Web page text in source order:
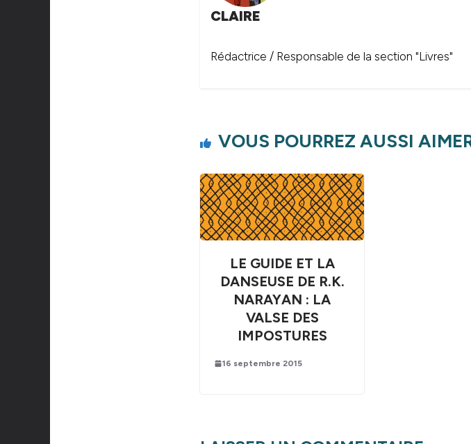
CLAIRE
Rédactrice / Responsable de la section "Livres"
VOUS POURREZ AUSSI
LE GUIDE ET LA
DANSEUSE DE R.K.
NARAYAN : LA
VALSE DES
IMPOSTURES
16 septembre 2015